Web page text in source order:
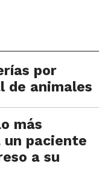
por
de animales
más
paciente
a su